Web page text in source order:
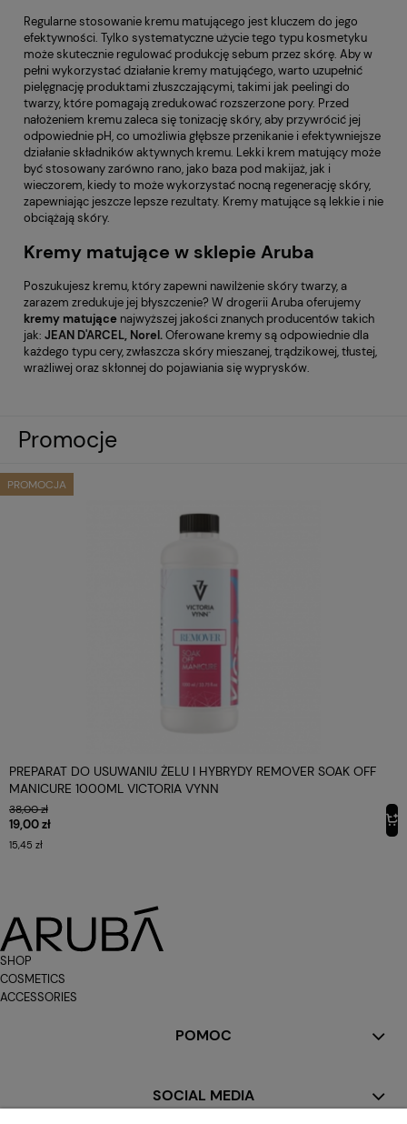
Regularne stosowanie kremu matującego jest kluczem do jego
efektywności. Tylko systematyczne użycie tego typu kosmetyku
może skutecznie regulować produkcję sebum przez skórę. Aby w
pełni wykorzystać działanie kremy matująćego, warto uzupełnić
pielęgnację produktami złuszczającymi, takimi jak peelingi do
twarzy, które pomagają zredukować rozszerzone pory. Przed
nałożeniem kremu zaleca się tonizację skóry, aby przywrócić jej
odpowiednie pH, co umożliwia głębsze przenikanie i efektywniejsze
działanie składników aktywnych kremu. Lekki krem matujący może
być stosowany zarówno rano, jako baza pod makijaż, jak i
wieczorem, kiedy to może wykorzystać nocną regenerację skóry,
zapewniając jeszcze lepsze rezultaty. Kremy matujące są lekkie i nie
obciążają skóry.
Kremy matujące w sklepie Aruba
Poszukujesz kremu, który zapewni nawilżenie skóry twarzy, a
zarazem zredukuje jej błyszczenie? W drogerii Aruba oferujemy
kremy matujące najwyższej jakości znanych producentów takich
jak: JEAN D'ARCEL, Norel.Oferowane kremy są odpowiednie dla
każdego typu cery, zwłaszcza skóry mieszanej, trądzikowej, tłustej,
wrażliwej oraz skłonnej do pojawiania się wyprysków.
Promocje
PROMOCJA
PREPARAT DO USUWANIU ŻELU I HYBRYDY REMOVER SOAK OFF
MANICURE 1000ML VICTORIA VYNN
38,00 zł
19,00 zł
15,45 zł
SHOP
COSMETICS
ACCESSORIES
POMOC
SOCIAL MEDIA